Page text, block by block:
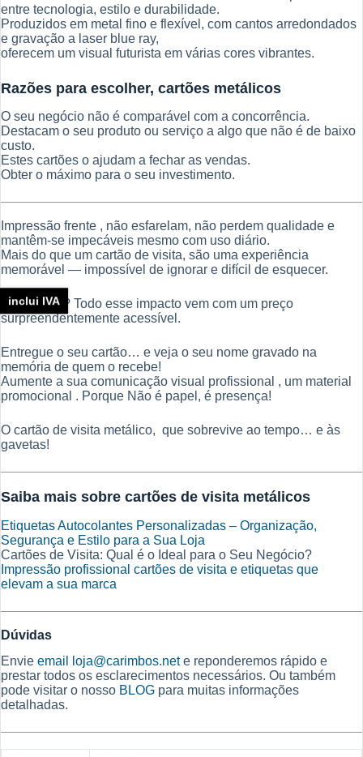
entre tecnologia, estilo e durabilidade.
Produzidos em metal fino e flexível, com cantos arredondados
e gravação a laser blue ray,
oferecem um visual futurista em várias cores vibrantes.
Razões para escolher, cartões metálicos
O seu negócio não é comparável com a concorrência.
Destacam o seu produto ou serviço a algo que não é de baixo
custo.
Estes cartões o ajudam a fechar as vendas.
Obter o máximo para o seu investimento.
Impressão frente , não esfarelam, não perdem qualidade e
mantêm-se impecáveis mesmo com uso diário.
Mais do que um cartão de visita, são uma experiência
memorável — impossível de ignorar e difícil de esquecer.
E o melhor? Todo esse impacto vem com um preço
surpreendentemente acessível.
Entregue o seu cartão… e veja o seu nome gravado na
memória de quem o recebe!
Aumente a sua comunicação visual profissional , um material
promocional . Porque Não é papel, é presença!
O cartão de visita metálico, que sobrevive ao tempo… e às
gavetas!
Saiba mais sobre cartões de visita metálicos
Etiquetas Autocolantes Personalizadas – Organização,
Segurança e Estilo para a Sua Loja
Cartões de Visita: Qual é o Ideal para o Seu Negócio?
Impressão profissional cartões de visita e etiquetas que
elevam a sua marca
Dúvidas
Envie email loja@carimbos.nete reponderemos rápido e
prestar todos os esclarecimentos necessários. Ou também
pode visitar o nosso BLOG para muitas informações
detalhadas.
inclui IVA